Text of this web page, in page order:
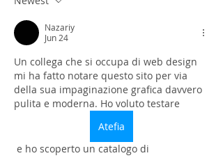
Nazariy
Jun 24
Un collega che si occupa di web design
mi ha fatto notare questo sito per via
della sua impaginazione grafica davvero
pulita e moderna. Ho voluto testare
Atefia